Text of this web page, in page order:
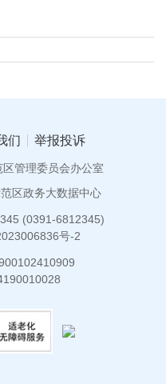
们 举报投诉
管理委员会办公室
区政务大数据中心
(0391-6812345)
号-2